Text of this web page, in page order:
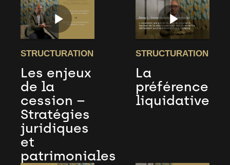
STRUCTURATION
Les enjeux
de la
cession –
Stratégies
juridiques
et
patrimoniales
STRUCTURATION
La
préférence
liquidative